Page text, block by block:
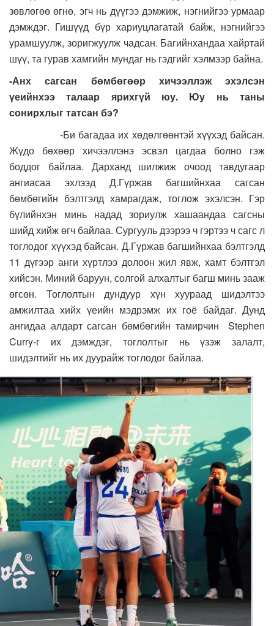
зөвлөгөө өгнө, эгч нь дүүгээ дэмжиж, нэгнийгээ урмаар
дэмждэг. Гишүүд бүр хариуцлагатай байж, нэгнийгээ
урамшуулж, зоригжуулж чадсан. Багийнхандаа хайртай
шүү, та гурав хамгийн мундаг нь гэдгийг хэлмээр байна.
-Анх сагсан бөмбөгөөр хичээллэж эхэлсэн
үеийнхээ талаар ярихгүй юу. Юу нь таны
сонирхлыг татсан бэ?
-Би багадаа их хөдөлгөөнтэй хүүхэд байсан.
Жүдо бөхөөр хичээллэнэ эсвэл цагдаа болно гэж
боддог байлаа. Дарханд шилжиж очоод тавдугаар
ангиасаа эхлээд Д.Гүржав багшийнхаа сагсан
бөмбөгийн бэлтгэлд хамрагдаж, тоглож эхэлсэн. Гэр
бүлийнхэн минь надад зориулж хашаандаа сагсны
шийд хийж өгч байлаа. Сургууль дээрээ ч гэртээ ч сагс л
тоглодог хүүхэд байсан. Д.Гүржав багшийнхаа бэлтгэлд
11 дүгээр анги хүртлээ долоон жил явж, хамт бэлтгэл
хийсэн. Миний баруун, солгой алхалтыг багш минь зааж
өгсөн. Тоглолтын дундуур хүн хуураад шидэлтээ
амжилтаа хийх үеийн мэдрэмж их гоё байдаг. Дунд
ангидаа алдарт сагсан бөмбөгийн тамирчин Stephen
Curry-г их дэмждэг, тоглолтыг нь үзэж залалт,
шидэлтийг нь их дуурайж тоглодог байлаа.